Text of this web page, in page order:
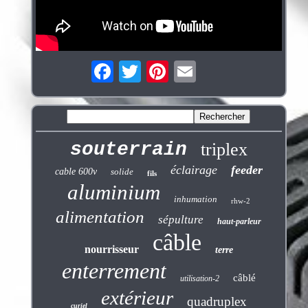
souterrain triplex
cable 600v solide fils éclairage feeder
aluminium inhumation rhw-2
alimentation sépulture haut-parleur
nourrisseur câble terre
enterrement utilisation-2 câblé
curiel extérieur quadruplex